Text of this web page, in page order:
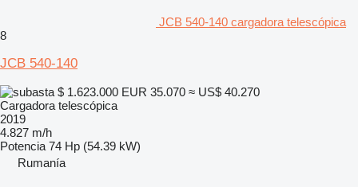
JCB 540-140 cargadora telescópica
8
JCB 540-140
$ 1.623.000 EUR 35.070 ≈ US$ 40.270
Cargadora telescópica
2019
4.827 m/h
Potencia 74 Hp (54.39 kW)
Rumanía